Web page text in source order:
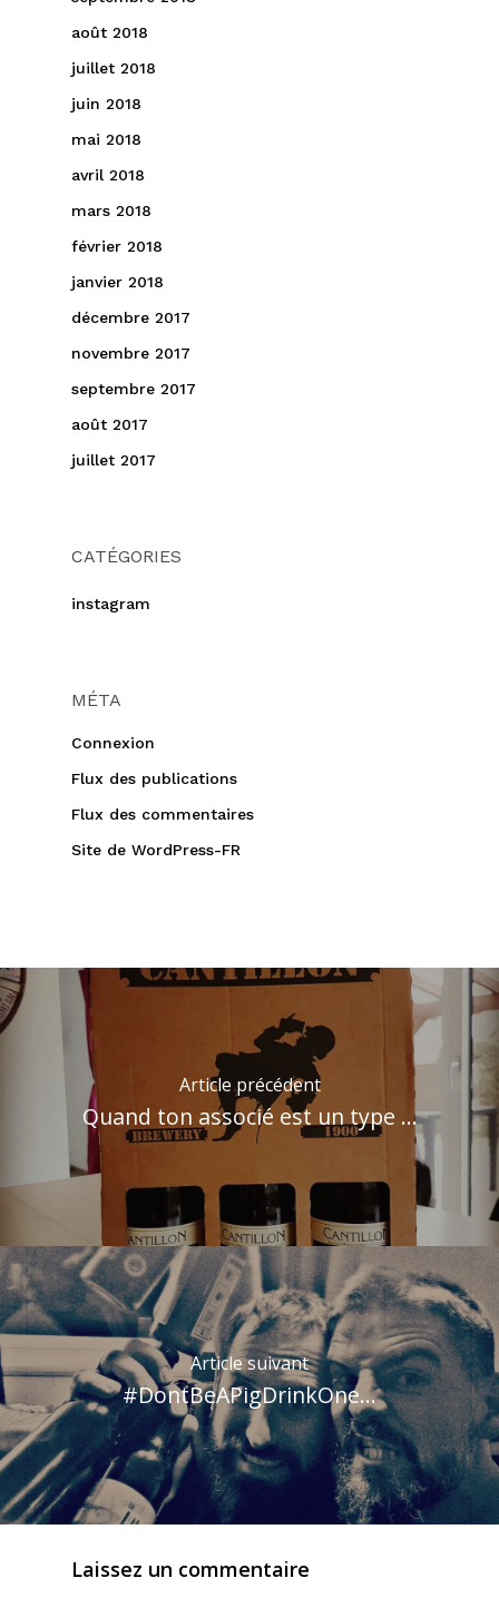
août 2018
juillet 2018
juin 2018
mai 2018
avril 2018
mars 2018
février 2018
janvier 2018
décembre 2017
novembre 2017
septembre 2017
août 2017
juillet 2017
CATÉGORIES
instagram
MÉTA
Connexion
Flux des publications
Flux des commentaires
Site de WordPress-FR
Article précédent
Quand ton associé est un type ...
Article suivant
#DontBeAPigDrinkOne...
Laissez un commentaire